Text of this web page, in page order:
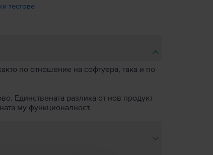
тестове
по отношение на софтуера, така и по
Единствената разлика от нов продукт
му функционалност.